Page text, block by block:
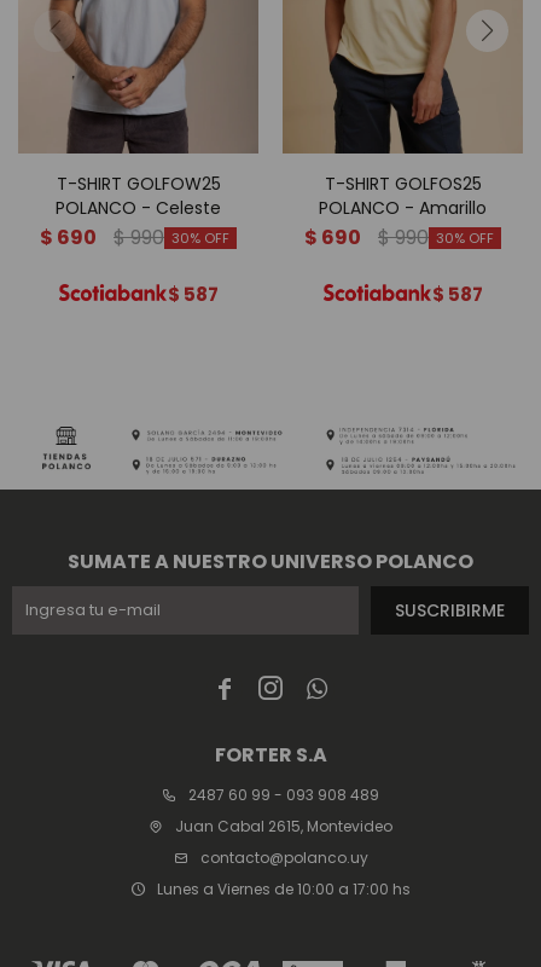
T-SHIRT GOLFOW25
POLANCO - Celeste
$ 690 $990 30
$ 587
T-SHIRT GOLFOS25
POLANCO - Amarillo
$ 690 $990 30
$ 587
  
FORTER S.A
2487 60 99 - 093 908 489
Juan Cabal 2615, Montevideo
contacto@polanco.uy
Lunes a Viernes de 10:00 a 17:00 hs
SUMATE A NUESTRO UNIVERSO POLANCO
SUSCRIBIRME